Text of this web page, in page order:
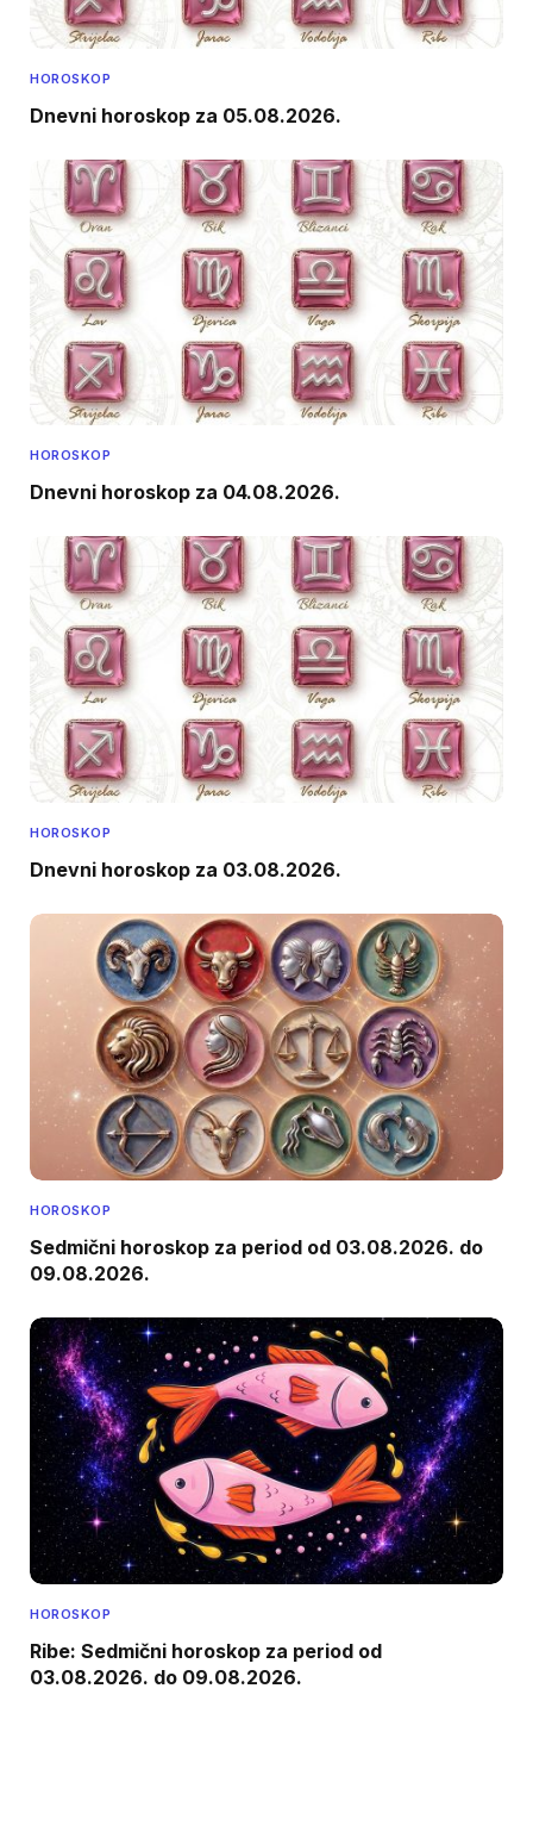
HOROSKOP
Dnevni horoskop za 05.08.2026.
HOROSKOP
Dnevni horoskop za 04.08.2026.
HOROSKOP
Dnevni horoskop za 03.08.2026.
HOROSKOP
Sedmični horoskop za period od 03.08.2026. do
09.08.2026.
HOROSKOP
Ribe: Sedmični horoskop za period od
03.08.2026. do 09.08.2026.